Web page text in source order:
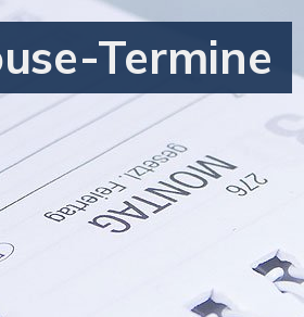
Termine